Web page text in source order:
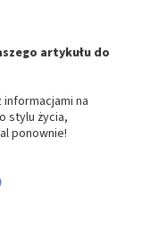
artykułu do
na
stylu życia,
ponownie!